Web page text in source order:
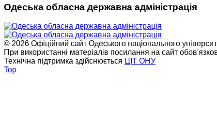
Одеська обласна державна адміністрація
© 2026 Офіційний сайт Одеського національного
При використанні матеріалів посилання на сайт
Технічна підтримка здійснюється ЦІТ ОНУ
Top